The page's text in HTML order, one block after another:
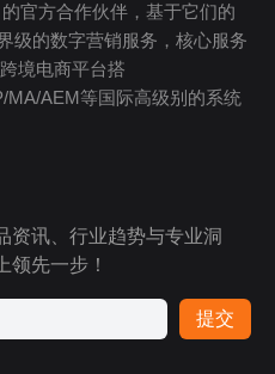
官方合作伙伴，基于它们的
级的数字营销服务，核心服务
境电商平台搭
AEM等国际高级别的系统
资讯、行业趋势与专业洞
领先一步！
提交